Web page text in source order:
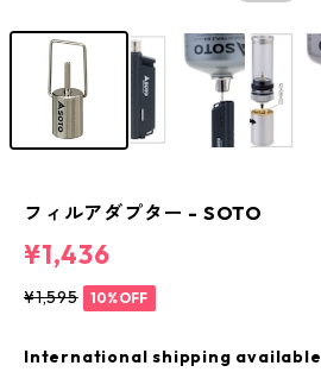
フィルアダプター - SOTO
¥1,436
¥1,595 10%OFF
International shipping available